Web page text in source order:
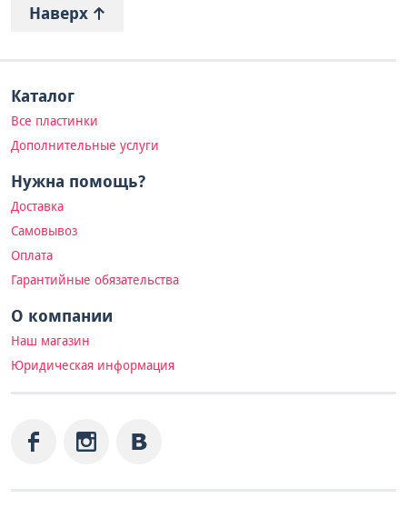
Наверх
Каталог
Все пластинки
Дополнительные услуги
Нужна помощь?
Доставка
Самовывоз
Оплата
Гарантийные обязательства
О компании
Наш магазин
Юридическая информация